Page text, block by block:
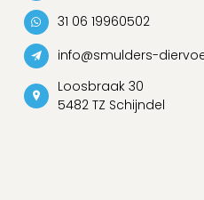
31 06 19960502
info@smulders-
Loosbraak 30
5482 TZ Schijndel